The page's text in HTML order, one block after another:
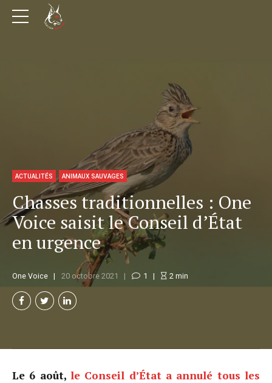
ACTUALITÉS ANIMAUX SAUVAGES
Chasses traditionnelles : One
Voice saisit le Conseil d’État
en urgence
One Voice 20 octobre 2021 1 2min
Le 6 août, le Conseil d’État a annulé tous les